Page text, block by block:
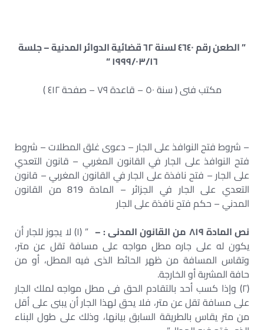
” الطعن رقم ٤٦٤٠ لسنة ٦٢ قضائية الدوائر المدنية – جلسة
١٩٩٩/٠٣/١٦ “
مكتب فنى ( سنة ٥٠ – قاعدة ٧٩ – صفحة ٤١٢ )
– شروط فتح النوافذ على الجار – دعوى غلق المطلات – شروط
فتح النوافذ على الجار في القانون المغربي – قانون التعدي
على الجار – فتح نافذة على الجار في القانون المغربي – قانون
التعدي على الجار في الجزائر – المادة 819 من القانون
المدني – حكم فتح نافذة على الجار
نص المادة ٨١٩ من القانون المدنى : –
” (١) لا يجوز للجار أن
يكون له على جاره مطل مواجه على مسافة تقل عن متر،
وتقاس المسافة من ظهر الحائط الذى فيه المطل، أو من
حافة المشربة أو الخارجة.
(٢) وإذا كسب أحد بالتقادم الحق فى مطل مواجه لملك الجار
على مسافة تقل عن متر، فلا يحق لهذا الجار أن يبنى على أقل
من متر يقاس بالطريقة السابق بيانها، وذلك على طول البناء